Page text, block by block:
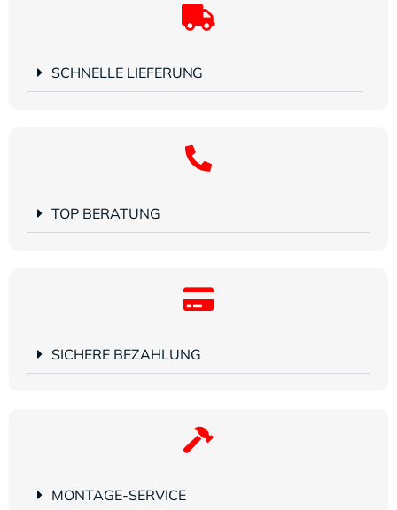
SCHNELLE LIEFERUNG
TOP BERATUNG
SICHERE BEZAHLUNG
MONTAGE-SERVICE